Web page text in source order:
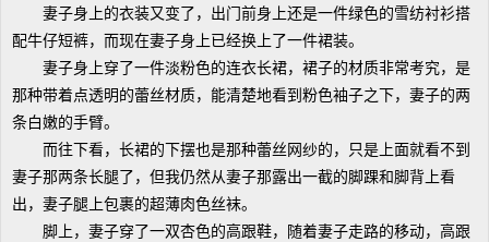
妻子身上的衣装又变了，出门前身上还是一件绿色的雪纺衬衫搭
配牛仔短裤，而现在妻子身上已经换上了一件裙装。
妻子身上穿了一件淡粉色的连衣长裙，裙子的材质非常考究，是
那种带着点透明的蕾丝材质，能清楚地看到粉色袖子之下，妻子的两
条白嫩的手臂。
而往下看，长裙的下摆也是那种蕾丝网纱的，只是上面就看不到
妻子那两条长腿了，但我仍然从妻子那露出一截的脚踝和脚背上看
出，妻子腿上包裹的超薄肉色丝袜。
脚上，妻子穿了一双杏色的高跟鞋，随着妻子走路的移动，高跟